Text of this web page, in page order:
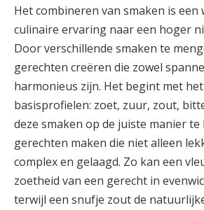
Het combineren van smaken is een
culinaire ervaring naar een hoger
Door verschillende smaken te
gerechten creëren die zowel
harmonieus zijn. Het begint met
basisprofielen: zoet, zuur, zout,
deze smaken op de juiste manier
gerechten maken die niet alleen
complex en gelaagd. Zo kan een
zoetheid van een gerecht in
terwijl een snufje zout de